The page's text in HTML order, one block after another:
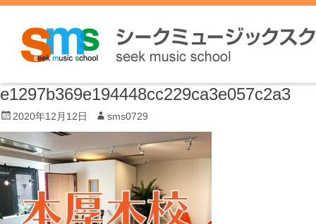
e1297b369e194448cc229ca3e057c2a3
P
o
s
t
e
o
2020年12月12日
A
u
t
h
o
r
sms0729